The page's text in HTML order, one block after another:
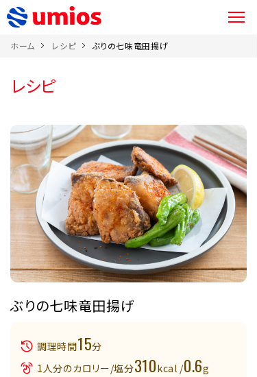
ホーム レシピ ぶりの七味竜田揚げ
レシピ
ぶりの七味竜田揚げ
調理時間15分
1人分のカロリー/塩分310kcal /0.6g